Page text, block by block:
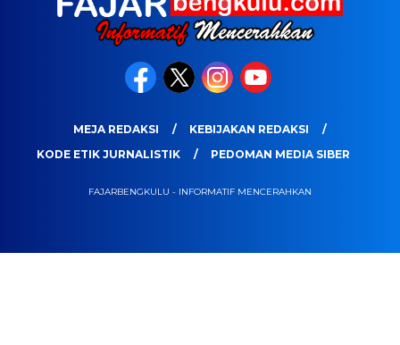
MEJA REDAKSI
KEBIJAKAN REDAKSI
KODE ETIK JURNALISTIK
PEDOMAN MEDIA SIBER
FAJARBENGKULU - INFORMATIF MENCERAHKAN